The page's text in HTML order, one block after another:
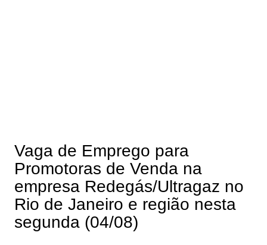
Vaga de Emprego para
Promotoras de Venda na
empresa Redegás/Ultragaz no
Rio de Janeiro e região nesta
segunda (04/08)